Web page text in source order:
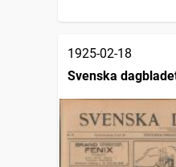
1925-02-18
Svenska